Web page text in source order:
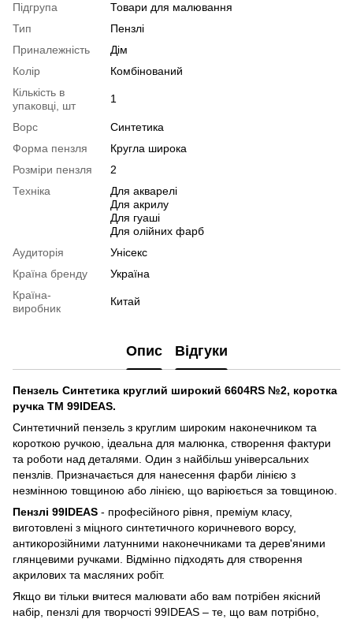
Підгрупа
Товари для малювання
Тип
Пензлі
Приналежність
Дім
Колір
Комбінований
Кількість в
упаковці, шт
1
Ворс
Синтетика
Форма пензля
Кругла широка
Розміри пензля
2
Техніка
Для акварелі
Для акрилу
Для гуаші
Для олійних фарб
Аудиторія
Унісекс
Країна бренду
Україна
Країна-
виробник
Китай
Опис Відгуки
Пензель Синтетика круглий широкий 6604RS №2, коротка
ручка ТМ 99IDEAS.
Cинтетичний пензель з круглим широким наконечником та
короткою ручкою, ідеальна для малюнка, створення фактури
та роботи над деталями. Один з найбільш універсальних
пензлів. Призначається для нанесення фарби лінією з
незмінною товщиною або лінією, що варіюється за товщиною.
Пензлі 99IDEAS - професійного рівня, преміум класу,
виготовлені з міцного синтетичного коричневого ворсу,
антикорозійними латунними наконечниками та дерев'яними
глянцевими ручками. Відмінно підходять для створення
акрилових та масляних робіт.
Якщо ви тільки вчитеся малювати або вам потрібен якісний
набір, пензлі для творчості 99IDEAS – те, що вам потрібно,